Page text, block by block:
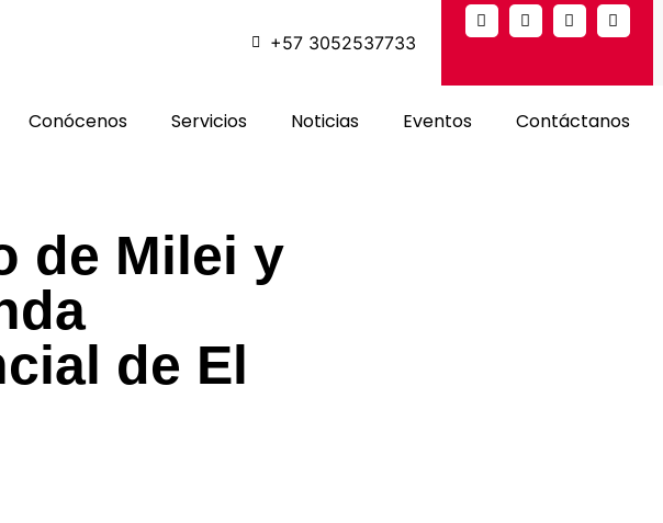
+57 3052537733
Conócenos Servicios Noticias Eventos Contáctanos
de Milei y
de El